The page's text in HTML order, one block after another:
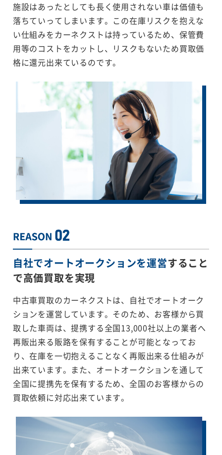
施設はあったとしても長く使用されない車は価値も
落ちていってしまいます。この在庫リスクを抱えな
い仕組みをカーネクストは持っているため、保管費
用等のコストをカットし、リスクもないため買取価
格に還元出来ているのです。
自社でオートオークションを運営すること
で高価買取を実現
中古車買取のカーネクストは、自社でオートオーク
ションを運営しています。そのため、お客様から買
取した車両は、提携する全国13,000社以上の業者へ
再販出来る販路を保有することが可能となってお
り、在庫を一切抱えることなく再販出来る仕組みが
出来ています。また、オートオークションを通して
全国に提携先を保有するため、全国のお客様からの
買取依頼に対応出来ています。